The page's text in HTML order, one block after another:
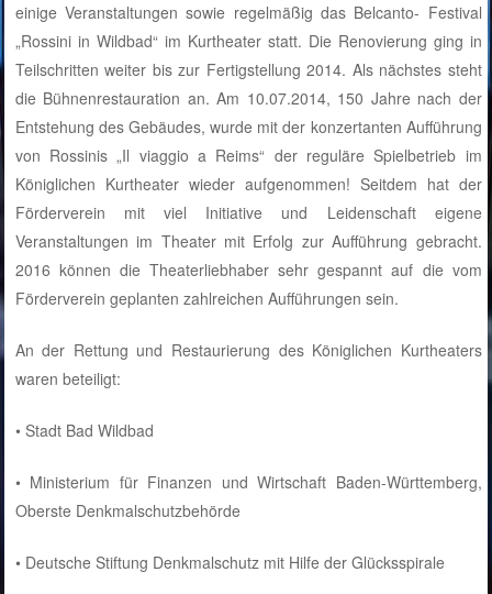
einige Veranstaltungen sowie regelmäßig das Belcanto- Festival
„Rossini in Wildbad“ im Kurtheater statt. Die Renovierung ging in
Teilschritten weiter bis zur Fertigstellung 2014. Als nächstes steht
die Bühnenrestauration an. Am 10.07.2014, 150 Jahre nach der
Entstehung des Gebäudes, wurde mit der konzertanten Aufführung
von Rossinis „Il viaggio a Reims“ der reguläre Spielbetrieb im
Königlichen Kurtheater wieder aufgenommen! Seitdem hat der
Förderverein mit viel Initiative und Leidenschaft eigene
Veranstaltungen im Theater mit Erfolg zur Aufführung gebracht.
2016 können die Theaterliebhaber sehr gespannt auf die vom
Förderverein geplanten zahlreichen Aufführungen sein.
An der Rettung und Restaurierung des Königlichen Kurtheaters
waren beteiligt:
• Stadt Bad Wildbad
• Ministerium für Finanzen und Wirtschaft Baden-Württemberg,
Oberste Denkmalschutzbehörde
• Deutsche Stiftung Denkmalschutz mit Hilfe der Glücksspirale